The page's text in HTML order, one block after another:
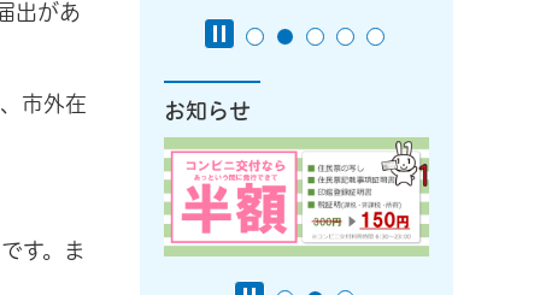
出があ
市外在
す。ま
お知らせ